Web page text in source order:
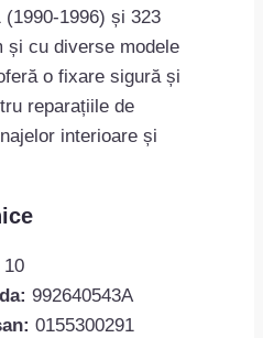
(1990-1996) și 323
și cu diverse modele
o fixare sigură și
reparațiile de
interioare și
10
992640543A
0155300291